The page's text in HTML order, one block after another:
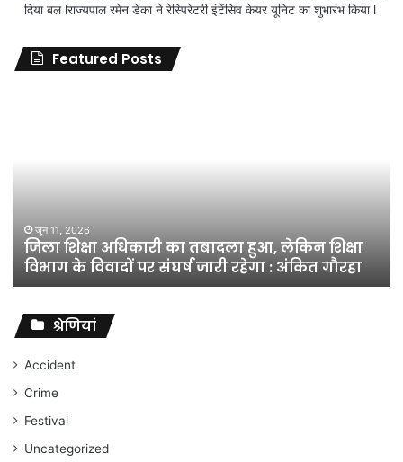
दिया बल lराज्यपाल रमेन डेका ने रेस्पिरेटरी इंटेंसिव केयर यूनिट का शुभारंभ किया l
Featured Posts
शिक्षा
विभाग
विवादों
संघर्ष
जारी
रहेगा
अंकित
गौरहा
जून 11, 2026
जिला शिक्षा अधिकारी का तबादला हुआ, लेकिन शिक्षा
विभाग के विवादों पर संघर्ष जारी रहेगा : अंकित गौरहा
श्रेणियां
Accident
Crime
Festival
Uncategorized